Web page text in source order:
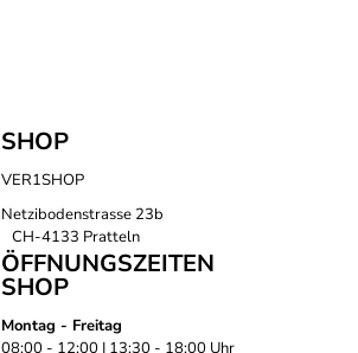
SHOP
VER1SHOP
Netzibodenstrasse 23b
CH-4133 Pratteln
ÖFFNUNGSZEITEN
SHOP
Montag - Freitag
08:00 - 12:00 | 13:30 - 18:00 Uhr